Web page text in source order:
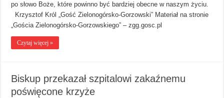
po słowo Boże, które powinno być bardziej obecne w naszym życiu.
Krzysztof Król „Gość Zielonogórsko-Gorzowski” Materiał na stronie
„Gościa Zielonogórsko-Gorzowskiego” – zgg.gosc.pl
Czytaj więcej »
Biskup przekazał szpitalowi zakaźnemu
poświęcone krzyże